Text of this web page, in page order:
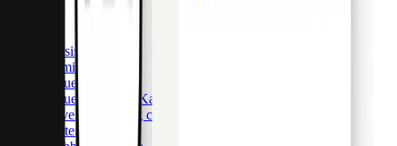
Physische Karten
Premium-Karten
Virtuelle Karten
Virtuelle Einmal-Karten
Travel purchasing cards
Flottenkarten